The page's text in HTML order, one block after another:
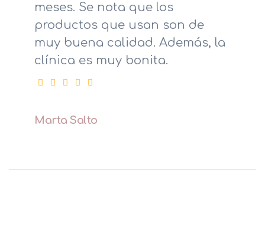
meses. Se nota que los
productos que usan son de
muy buena calidad. Además, la
clínica es muy bonita.
Marta Salto